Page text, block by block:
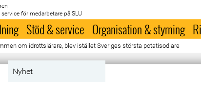
för medarbetare på SLU
Stöd & service Organisation & styrning
om idrottslärare, blev istället Sveriges största potatisodlare
Nyhet